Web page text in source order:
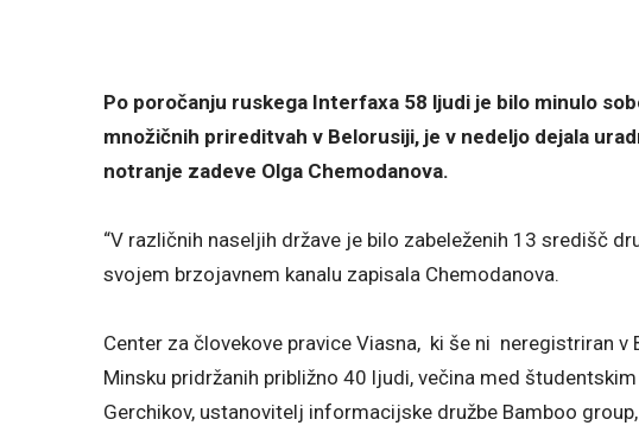
Po poročanju ruskega Interfaxa 58 ljudi je bilo minulo
množičnih prireditvah v Belorusiji, je v nedeljo dejala
notranje zadeve Olga Chemodanova.
“V različnih naseljih države je bilo zabeleženih 13 središč
svojem brzojavnem kanalu zapisala Chemodanova.
Center za človekove pravice Viasna, ki še ni neregistriran
Minsku pridržanih približno 40 ljudi, večina med
Gerchikov, ustanovitelj informacijske družbe Bamboo